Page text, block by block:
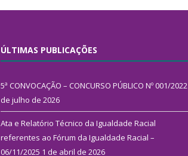
ÚLTIMAS PUBLICAÇÕES
5ª CONVOCAÇÃO – CONCURSO PÚBLICO Nº 001/2022
de julho de 2026
Ata e Relatório Técnico da Igualdade Racial
referentes ao Fórum da Igualdade Racial –
06/11/2025 1 de abril de 2026